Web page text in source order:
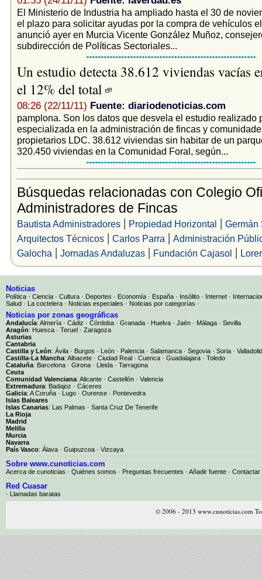
El Ministerio de Industria ha ampliado hasta el 30 de
el plazo para solicitar ayudas por la compra de vehículos
anunció ayer en Murcia Vicente González Muñoz,
subdirección de Políticas Sectoriales...
Un estudio detecta 38.612 viviendas vacías
el 12% del total
08:26 (22/11/11) Fuente: diariodenoticias.com
pamplona. Son los datos que desvela el estudio realizado
especializada en la administración de fincas y
propietarios LDC. 38.612 viviendas sin habitar de un
320.450 viviendas en la Comunidad Foral, según...
Búsquedas relacionadas con Colegio
Administradores de Fincas
Bautista Administradores| Propiedad Horizontal | Germán
Arquitectos Técnicos| Carlos Parra | Administración
Galocha | Jornadas Andaluzas| Fundación Cajasol |
Noticias
Política · Ciencia · Cultura · Deportes · Economía · España · Insólito · Internet ·
Salud · La coctelera · Noticias especiales · Noticias por categorías ·
Noticias por zonas geográficas
Andalucía: Almería · Cádiz · Córdoba · Granada · Huelva · Jaén · Málaga · Sevilla
Aragón: Huesca · Teruel · Zaragoza
Asturias
Cantabria
Castilla y León: Ávila · Burgos · León · Palencia · Salamanca · Segovia · Soria · Valladolid
Castilla-La Mancha: Albacete · Ciudad Real · Cuenca · Guadalajara · Toledo
Cataluña: Barcelona · Girona · Lleida · Tarragona
Ceuta
Comunidad Valenciana: Alicante · Castellón · Valencia
Extremadura: Badajoz · Cáceres
Galicia: A Coruña · Lugo · Ourense · Pontevedra
Islas Baleares
Islas Canarias: Las Palmas · Santa Cruz De Tenerife
La Rioja
Madrid
Melilla
Murcia
Navarra
País Vasco: Álava · Guipuzcoa · Vizcaya
Sobre www.cunoticias.com
Acerca de cunoticias · Quiénes somos · Preguntas frecuentes · Añadir fuente · Contactar
Red Cuasar
· Llamadas baratas
© 2006 - 2013 www.cunoticias.com